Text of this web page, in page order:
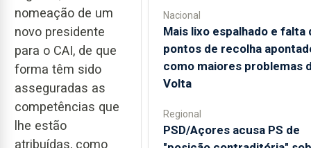
nomeação de um
novo presidente
para o CAI, de que
forma têm sido
asseguradas as
competências que
lhe estão
atribuídas, como
Nacional
Mais lixo espalhado e falta
pontos de recolha
como maiores problemas
Volta
Regional
PSD/Açores acusa PS de